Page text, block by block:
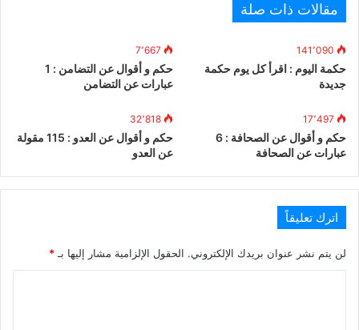
مقالات ذات صلة
141٬090
حكمة اليوم : اقرأ كل يوم حكمة
جديدة
7٬667
حكم و أقوال عن التضامن : 1
عبارات عن التضامن
17٬497
حكم و أقوال عن الصحافة : 6
عبارات عن الصحافة
32٬818
حكم و أقوال عن العدو : 115 مقولة
عن العدو
اترك تعليقاً
لن يتم نشر عنوان بريدك الإلكتروني. الحقول الإلزامية مشار إليها بـ *